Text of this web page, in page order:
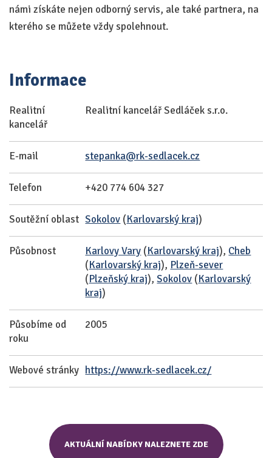
námi získáte nejen odborný servis, ale také partnera, na
kterého se můžete vždy spolehnout.
Informace
Realitní
kancelář
Realitní kancelář Sedláček s.r.o.
E-mail stepanka@rk-sedlacek.cz
Telefon +420 774 604 327
Soutěžní oblast Sokolov (Karlovarský kraj)
Působnost Karlovy Vary (Karlovarský kraj), Cheb
(Karlovarský kraj), Plzeň-sever
(Plzeňský kraj),Sokolov (Karlovarský
kraj)
Působíme od
roku
2005
Webové stránky https://www.rk-sedlacek.cz/
AKTUÁLNÍ NABÍDKY NALEZNETE ZDE